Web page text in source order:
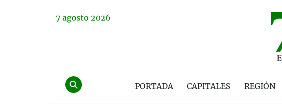
7 agosto 2026
PORTADA CAPITALES REGIÓN